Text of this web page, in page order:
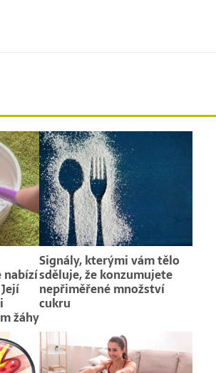
nabízí
žáhy
Signály, kterými vám tělo
sděluje, že konzumujete
nepřiměřené množství
cukru